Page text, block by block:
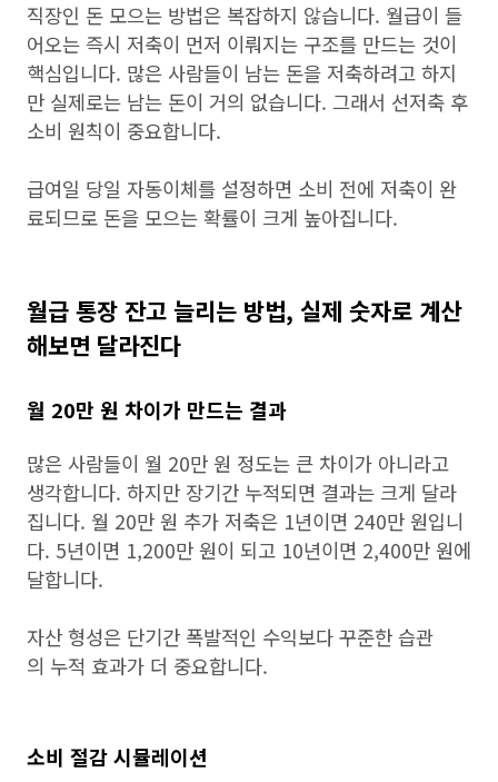
직장인 돈 모으는 방법은 복잡하지 않습니다. 월급이 들
어오는 즉시 저축이 먼저 이뤄지는 구조를 만드는 것이
핵심입니다. 많은 사람들이 남는 돈을 저축하려고 하지
만 실제로는 남는 돈이 거의 없습니다. 그래서 선저축 후
소비 원칙이 중요합니다.
급여일 당일 자동이체를 설정하면 소비 전에 저축이 완
료되므로 돈을 모으는 확률이 크게 높아집니다.
월급 통장 잔고 늘리는 방법, 실제 숫자로 계산
해보면 달라진다
월 20만 원 차이가 만드는 결과
많은 사람들이 월 20만 원 정도는 큰 차이가 아니라고
생각합니다. 하지만 장기간 누적되면 결과는 크게 달라
집니다. 월 20만 원 추가 저축은 1년이면 240만 원입니
다. 5년이면 1,200만 원이 되고 10년이면 2,400만 원에
달합니다.
자산 형성은 단기간 폭발적인 수익보다 꾸준한 습관
의 누적 효과가 더 중요합니다.
소비 절감 시뮬레이션